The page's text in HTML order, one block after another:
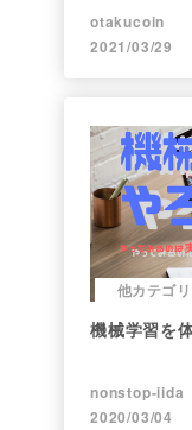
ト】
otakucoin
2021/03/29
他カテゴリ
機械学習を
nonstop-iida
2020/03/04